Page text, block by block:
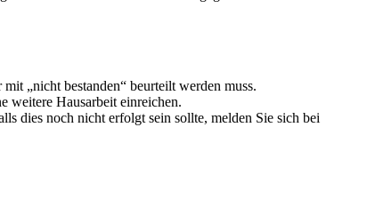
„nicht bestanden“ beurteilt werden muss.
weitere Hausarbeit einreichen.
dies noch nicht erfolgt sein sollte, melden Sie sich bei